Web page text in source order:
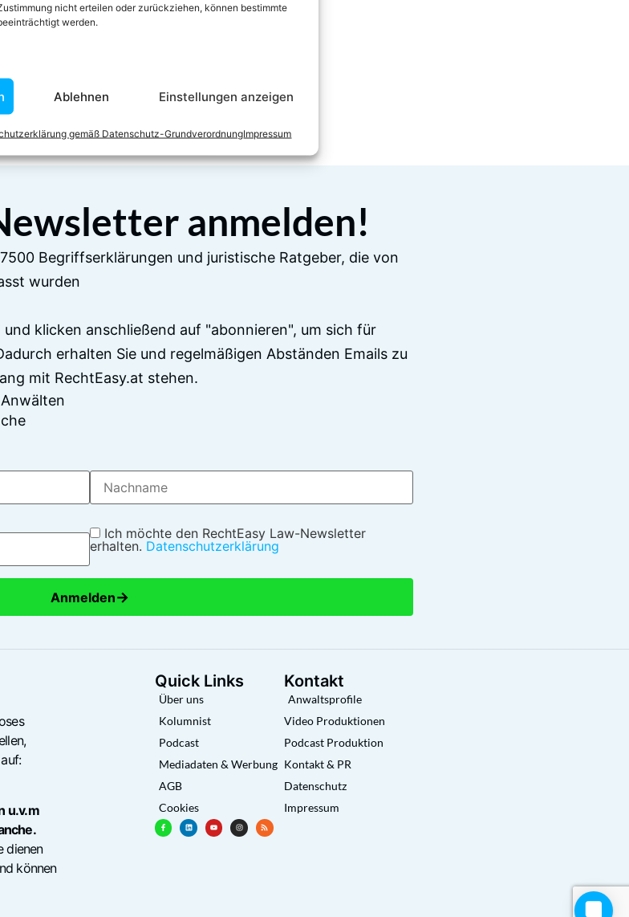
nicht erteilen oder zurückziehen, können bestimmte
werden.
Ablehnen Einstellungen anzeigen
gemäß Datenschutz-GrundverordnungImpressum
anmelden!
Begriffserklärungen und juristische Ratgeber, die von
wurden
klicken anschließend auf "abonnieren", um sich für
erhalten Sie und regelmäßigen Abständen Emails zu
mit RechtEasy.at stehen.
Ich möchte den RechtEasy Law-Newsletter
erhalten. Datenschutzerklärung
Anmelden→
u.v.m
dienen
können
Quick Links
Über uns
Kolumnist
Podcast
Mediadaten & Werbung
AGB
Cookies
Kontakt
Anwaltsprofile
Video Produktionen
Podcast Produktion
Kontakt & PR
Datenschutz
Impressum